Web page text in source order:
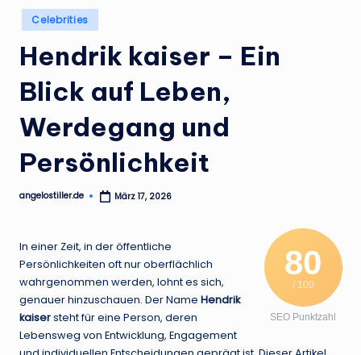
.
e
Posted
in
Celebrities
Hendrik kaiser – Ein
Blick auf Leben,
Werdegang und
Persönlichkeit
Posted
angelostiller.de März 17, 2026
80
/ 100
SEO Punktzahl
In einer Zeit, in der öffentliche
Persönlichkeiten oft nur oberflächlich
wahrgenommen werden, lohnt es sich,
genauer hinzuschauen. Der Name Hendrik
kaisersteht für eine Person, deren
Lebensweg von Entwicklung, Engagement